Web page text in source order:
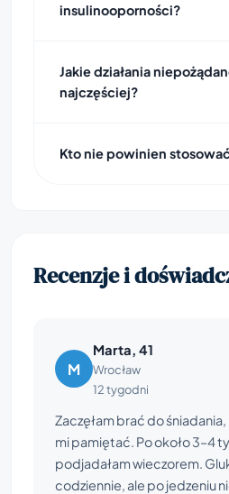
insulinooporności?
Jakie działania
najczęściej?
Kto nie powinien
Recenzje i
M
Marta, 41
Wrocław
12 tygodni
Zaczęłam brać do
mi pamiętać. Po około 3–4
podjadałam wieczorem.
codziennie, ale po jedzeniu